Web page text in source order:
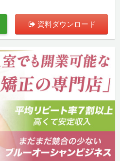
資料ダウンロード